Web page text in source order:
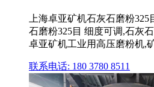
上海卓亚矿机石灰石磨粉
石磨粉325目 细度可调,石灰
卓亚矿机工业用高压磨粉机,
联系电话: 180 3780 8511